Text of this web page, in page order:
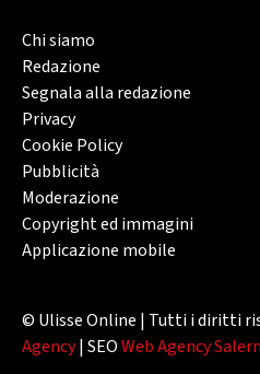
Chi siamo
Redazione
Segnala alla redazione
Privacy
Cookie Policy
Pubblicità
Moderazione
Copyright ed immagini
Applicazione mobile
© Ulisse Online | Tutti i diritti
Agency| SEOWeb Agency